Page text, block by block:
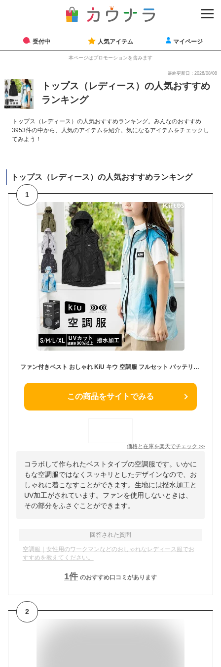
受付中 人気アイテム マイページ
本ページはプロモーションを含みます
最終更新日：2026/08/08
トップス（レディース）の人気おすすめ
ランキング
トップス（レディース）の人気おすすめランキング。みんなのおすすめ
3953件の中から、人気のアイテムを紹介。気になるアイテムをチェックし
てみよう！
トップス（レディース）の人気おすすめランキング
1
ファン付きベスト おしゃれ KiU キウ 空調服 フルセット バッテリー エアコンディションドベスト レディース メンズ 撥水 防水 UVカット 遮熱 熱中症対策 夏 男女兼用 軽量 アウトドア キャンプ 涼しい 農業 フェス ゴルフ 釣り 作業着 作業服 プレゼント ギフト
この商品をサイトでみる
価格と在庫を楽天でチェック >>
コラボして作られたベストタイプの空調服です。いかに
もな空調服ではなくスッキリとしたデザインなので、お
しゃれに着こなすことができます。生地には撥水加工と
UV加工がされています。ファンを使用しないときは、
その部分をふさぐことができます。
回答された質問
空調服｜女性用のワークマンなどのおしゃれなレディース服でお
すすめを教えてください。
1件 のおすすめ口コミがあります
2